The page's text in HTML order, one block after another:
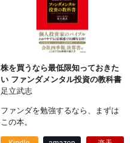
株を買うなら最低限知っておきた
い ファンダメンタル投資の教科書
足立武志
ファンダを勉強するなら、まずは
この本。